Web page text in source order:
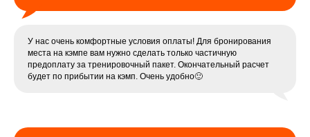
У нас очень комфортные условия оплаты! Для бронирования
места на кэмпе вам нужно сделать только частичную
предоплату за тренировочный пакет. Окончательный расчет
будет по прибытии на кэмп. Очень удобно🙂